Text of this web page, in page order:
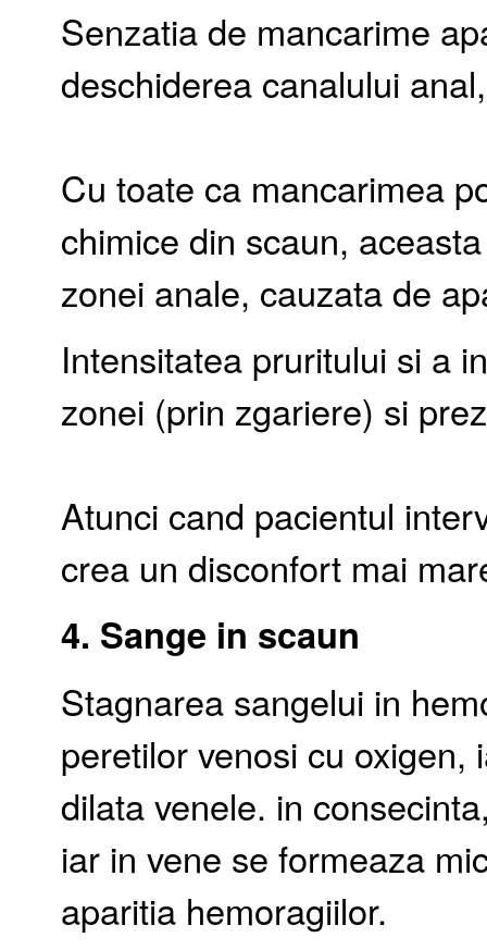
Senzatia de mancarime
deschiderea canalului
Cu toate ca mancarimea
chimice din scaun,
zonei anale, cauzata de
Intensitatea pruritului si a
zonei (prin zgariere) si
Atunci cand pacientul
crea un disconfort mai
4. Sange in scaun
Stagnarea sangelui in
peretilor venosi cu
dilata venele. in
iar in vene se formeaza
aparitia hemoragiilor.